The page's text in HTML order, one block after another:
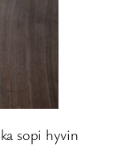
sopi hyvin